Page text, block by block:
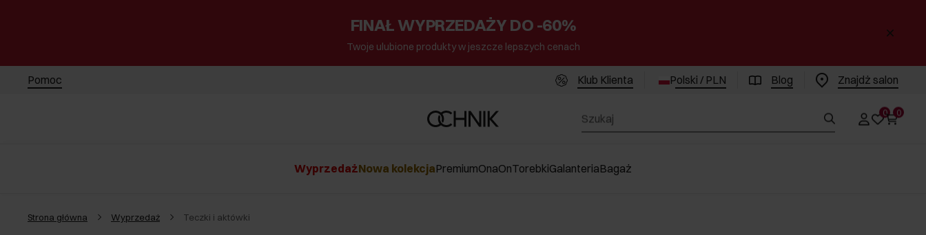
FINAŁ WYPRZEDAŻY DO -60%
Twoje ulubione produkty w jeszcze lepszych cenach
Pomoc Klub Klienta Polski / PLN Blog Znajdż salon
0 0
WyprzedażNowa kolekcjaPremiumOnaOnTorebkiGalanteriaBagaż
Strona główna Wyprzedaż Teczki i aktówki